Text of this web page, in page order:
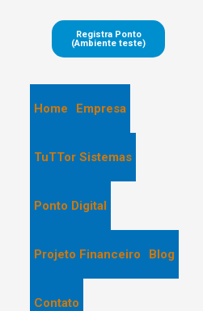
Registra Ponto
(Ambiente teste)
Home Empresa
TuTTor Sistemas
Ponto Digital
Projeto Financeiro Blog
Contato